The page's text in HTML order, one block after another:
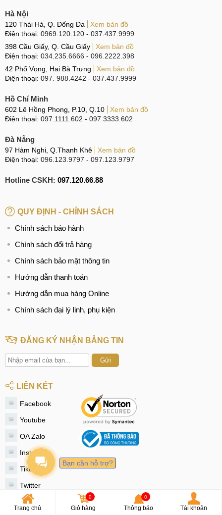
Hà Nội
120 Thái Hà, Q. Đống Đa
Xem bản đồ
Điện thoại: 0969.120.120 - 037.437.9999
398 Cầu Giấy, Q. Cầu Giấy
Xem bản đồ
Điện thoại: 034.235.6666 - 096.2222.398
42 Phố Vọng, Hai Bà Trưng
Xem bản đồ
Điện thoại: 097. 988.4242 - 037.437.9999
Hồ Chí Minh
602 Lê Hồng Phong, P.10, Q.10
Xem bản đồ
Điện thoại: 097.1111.602 - 097.3333.602
Đà Nẵng
97 Hàm Nghi, Q.Thanh Khê
Xem bản đồ
Điện thoại: 096.123.9797 - 097.123.9797
Hotline CSKH: 097.120.66.88
QUY ĐỊNH - CHÍNH SÁCH
Chính sách bảo hành
Chính sách đổi trả hàng
Chính sách bảo mật thông tin
Hướng dẫn thanh toán
Hướng dẫn mua hàng Online
Chính sách đại lý linh, phụ kiện
ĐĂNG KÝ NHẬN BẢNG TIN
Gửi
LIÊN KẾT
Facebook
Youtube
OA Zalo
Instagram
Tiktok
Twitter
© 2020 - MobileCity
Trang chủ
0
Giỏ hàng
0
Thông báo Tài khoản
Bạn cần hỗ trợ?